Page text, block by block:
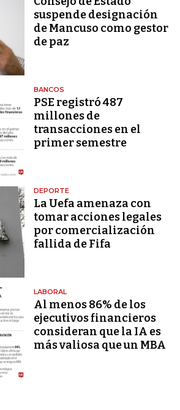
suspende designación
de Mancuso como gestor
de paz
BANCOS
PSE registró 487
millones de
transacciones en el
primer semestre
DEPORTE
La Uefa amenaza con
tomar acciones legales
por comercialización
fallida de Fifa
LABORAL
Al menos 86% de los
ejecutivos financieros
consideran que la IA es
más valiosa que un MBA